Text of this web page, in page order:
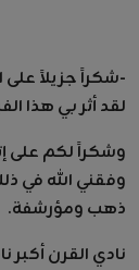
-شكراً جزيلاً على
لقد أثر بي هذا
وشكراً لكم على
وفقني الله في
ذهب ومؤرشفة.
نادي القرن أكبر